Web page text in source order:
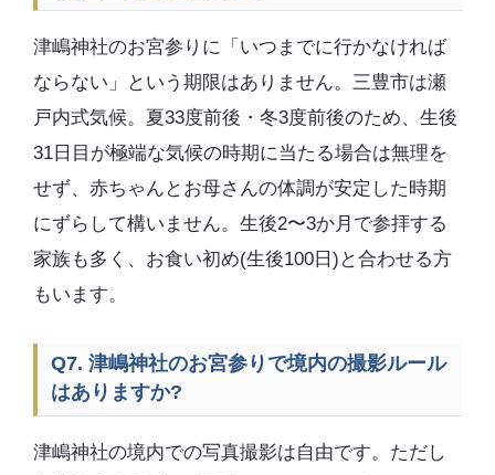
津嶋神社のお宮参りに「いつまでに行かなければ
ならない」という期限はありません。三豊市は瀬
戸内式気候。夏33度前後・冬3度前後のため、生後
31日目が極端な気候の時期に当たる場合は無理を
せず、赤ちゃんとお母さんの体調が安定した時期
にずらして構いません。生後2〜3か月で参拝する
家族も多く、お食い初め(生後100日)と合わせる方
もいます。
Q7. 津嶋神社のお宮参りで境内の撮影ルール
はありますか?
津嶋神社の境内での写真撮影は自由です。ただし